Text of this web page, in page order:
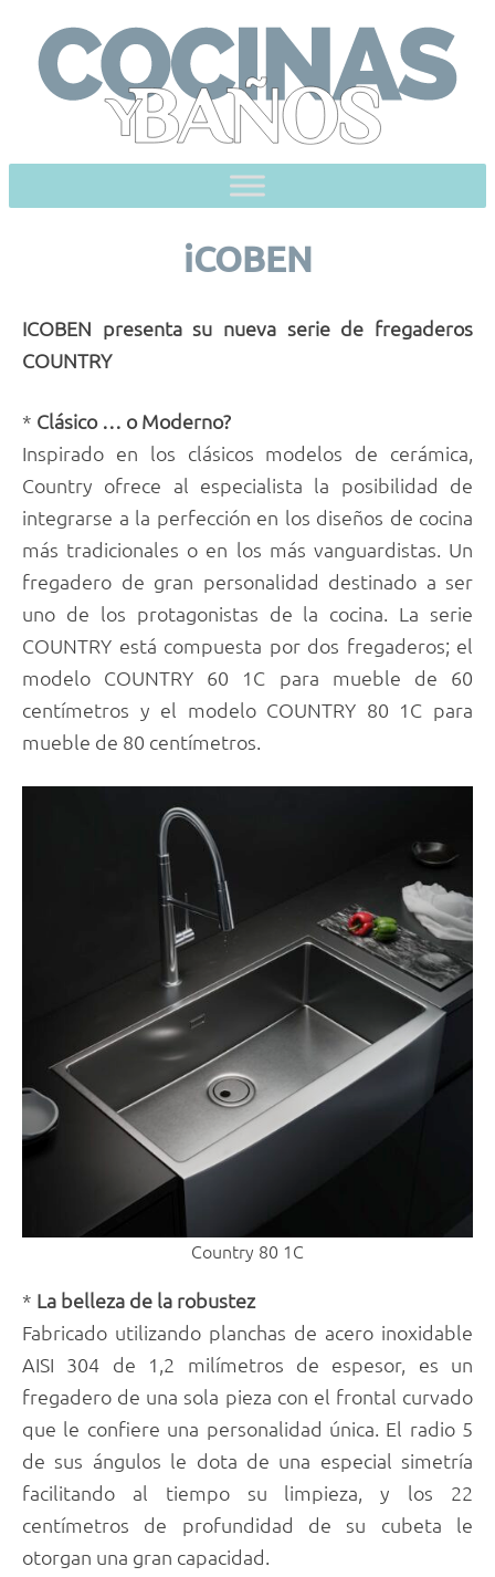
content
iCOBEN
ICOBEN presenta su nueva serie de fregaderos
COUNTRY
* Clásico … o Moderno?
Inspirado en los clásicos modelos de cerámica,
Country ofrece al especialista la posibilidad de
integrarse a la perfección en los diseños de cocina
más tradicionales o en los más vanguardistas. Un
fregadero de gran personalidad destinado a ser
uno de los protagonistas de la cocina. La serie
COUNTRY está compuesta por dos fregaderos; el
modelo COUNTRY 60 1C para mueble de 60
centímetros y el modelo COUNTRY 80 1C para
mueble de 80 centímetros.
Country 80 1C
* La belleza de la robustez
Fabricado utilizando planchas de acero inoxidable
AISI 304 de 1,2 milímetros de espesor, es un
fregadero de una sola pieza con el frontal curvado
que le confiere una personalidad única. El radio 5
de sus ángulos le dota de una especial simetría
facilitando al tiempo su limpieza, y los 22
centímetros de profundidad de su cubeta le
otorgan una gran capacidad.